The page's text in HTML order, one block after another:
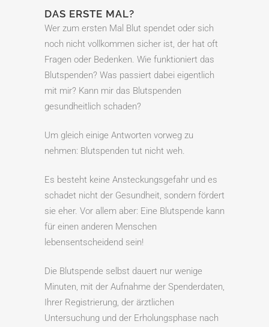
DAS ERSTE MAL?
Wer zum ersten Mal Blut spendet oder sich
noch nicht vollkommen sicher ist, der hat oft
Fragen oder Bedenken. Wie funktioniert das
Blutspenden? Was passiert dabei eigentlich
mit mir? Kann mir das Blutspenden
gesundheitlich schaden?
Um gleich einige Antworten vorweg zu
nehmen: Blutspenden tut nicht weh.
Es besteht keine Ansteckungsgefahr und es
schadet nicht der Gesundheit, sondern fördert
sie eher. Vor allem aber: Eine Blutspende kann
für einen anderen Menschen
lebensentscheidend sein!
Die Blutspende selbst dauert nur wenige
Minuten, mit der Aufnahme der Spenderdaten,
Ihrer Registrierung, der ärztlichen
Untersuchung und der Erholungsphase nach